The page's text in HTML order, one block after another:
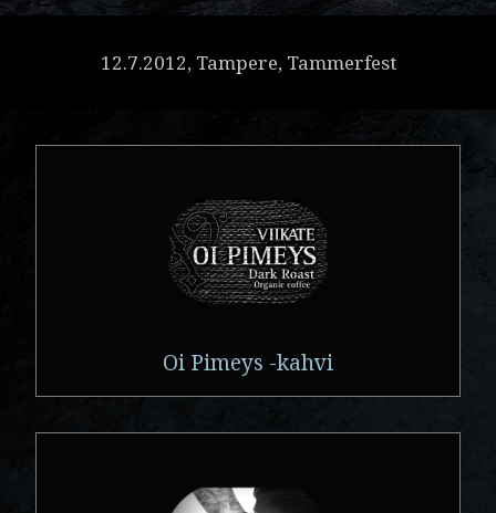
12.7.2012, Tampere, Tammerfest
Oi Pimeys -kahvi